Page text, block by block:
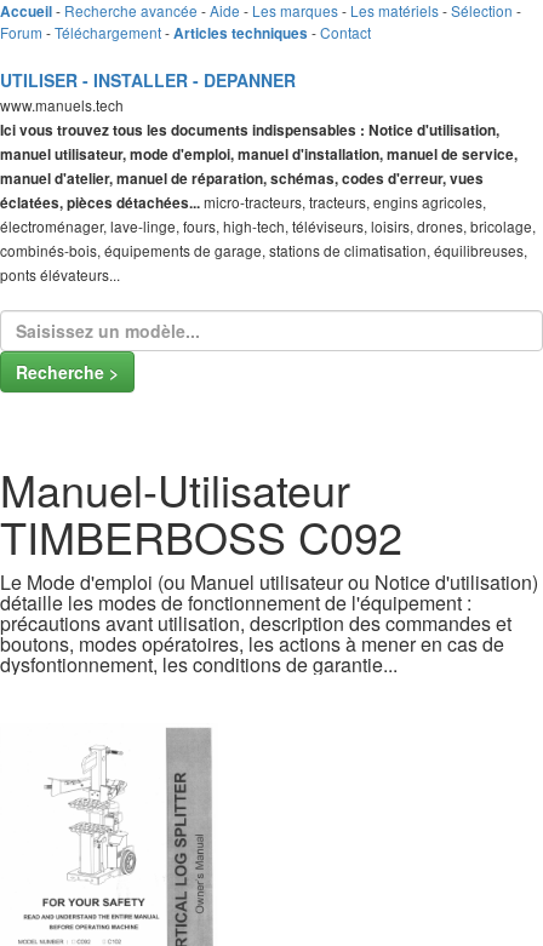
Accueil- Recherche avancée -Aide - Les marques- Les matériels-Sélection -
Forum -Téléchargement-Articles techniques -Contact
UTILISER - INSTALLER - DEPANNER
www.manuels.tech
Ici vous trouvez tous les documents indispensables : Notice d'utilisation,
manuel utilisateur, mode d'emploi, manuel d'installation, manuel de service,
manuel d'atelier, manuel de réparation, schémas, codes d'erreur, vues
éclatées, pièces détachées...micro-tracteurs, tracteurs, engins agricoles,
électroménager, lave-linge, fours, high-tech, téléviseurs, loisirs, drones, bricolage,
combinés-bois, équipements de garage, stations de climatisation, équilibreuses,
ponts élévateurs...
Recherche >
Manuel-Utilisateur
TIMBERBOSS C092
Le Mode d'emploi (ou Manuel utilisateur ou Notice d'utilisation)
détaille les modes de fonctionnement de l'équipement :
précautions avant utilisation, description des commandes et
boutons, modes opératoires, les actions à mener en cas de
dysfontionnement, les conditions de garantie...